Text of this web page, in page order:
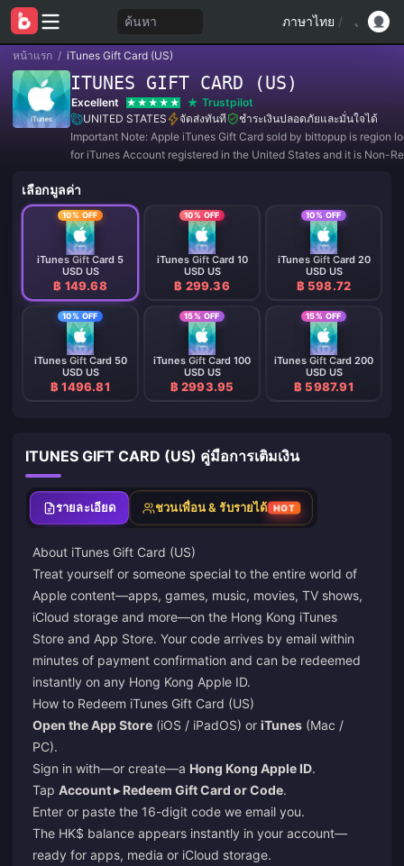
ค้นหา ภาษาไทย /
หน้าแรก / iTunes Gift Card (US)
ITUNES GIFT CARD (US)
Excellent
Trustpilot
UNITED STATES
จัดส่งทันที
ชำระเงินปลอดภัยและมั่นใจได้
Important Note: Apple iTunes Gift Card sold by bittopup is region
for iTunes Account registered in the United States and it is Non-
เลือกมูลค่า
10% OFF
iTunes Gift Card 5
USD US
฿ 149.68
10% OFF
iTunes Gift Card 10
USD US
฿ 299.36
10% OFF
iTunes Gift Card 20
USD US
฿ 598.72
10% OFF
iTunes Gift Card 50
USD US
฿ 1496.81
15% OFF
iTunes Gift Card 100
USD US
฿ 2993.95
15% OFF
iTunes Gift Card 200
USD US
฿ 5987.91
ITUNES GIFT CARD (US) คู่มือการเติมเงิน
รายละเอียด ชวนเพื่อน & รับรายได้ HOT
About iTunes Gift Card (US)
Treat yourself or someone special to the entire world of
Apple content—apps, games, music, movies, TV shows,
iCloud storage and more—on the Hong Kong iTunes
Store and App Store. Your code arrives by email within
minutes of payment confirmation and can be redeemed
instantly on any Hong Kong Apple ID.
How to Redeem iTunes Gift Card (US)
Open the App Store (iOS / iPadOS) or iTunes (Mac /
PC).
Sign in with—or create—a Hong Kong Apple ID.
Tap Account ▸ Redeem Gift Card or Code.
Enter or paste the 16-digit code we email you.
The HK$ balance appears instantly in your account—
ready for apps, media or iCloud storage.